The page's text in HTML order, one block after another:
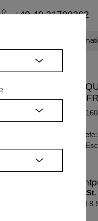
Mehr
+49 40 31798362
BETT
SOFT
Maße:
H43cm
Holzart:
inkl.
Lieferzeit